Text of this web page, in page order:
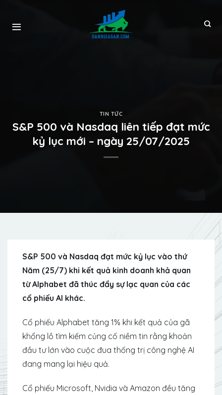
TIN TỨC
S&P 500 và Nasdaq liên tiếp đạt mức
kỷ lục mới – ngày 25/07/2025
S&P 500 và Nasdaq đạt mức kỷ lục vào thứ
Năm (25/7) khi kết quả kinh doanh khả quan
từ Alphabet đã thúc đẩy sự lạc quan của các
cổ phiếu AI khác.
Cổ phiếu Alphabet tăng 1% khi kết quả của gã
khổng lồ tìm kiếm củng cố niềm tin rằng khoản
đầu tư lớn vào cuộc đua thống trị công nghệ AI
đang mang lại hiệu quả.
Cổ phiếu Microsoft, Nvidia và Amazon đều tăng